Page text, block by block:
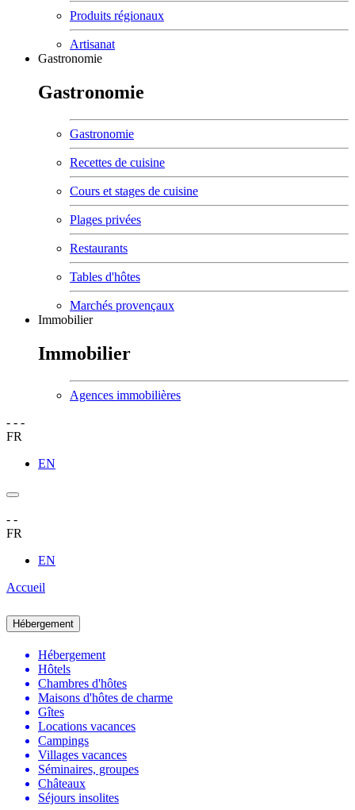
Produits régionaux
Artisanat
Gastronomie
Gastronomie
Gastronomie
Recettes de cuisine
Cours et stages de cuisine
Plages privées
Restaurants
Tables d'hôtes
Marchés provençaux
Immobilier
Immobilier
Agences immobilières
- - -
FR
EN
- -
FR
EN
Accueil
Hébergement
Hébergement
Hôtels
Chambres d'hôtes
Maisons d'hôtes de charme
Gîtes
Locations vacances
Campings
Villages vacances
Séminaires, groupes
Châteaux
Séjours insolites